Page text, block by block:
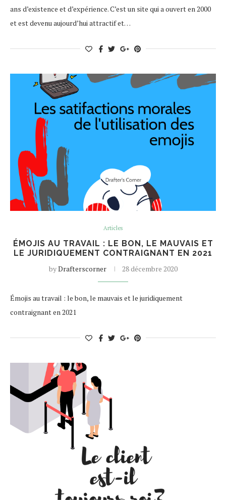
ans d’existence et d’expérience. C’est un site qui a ouvert en 2000
et est devenu aujourd’hui attractif et…
Articles
ÉMOJIS AU TRAVAIL : LE BON, LE MAUVAIS ET
LE JURIDIQUEMENT CONTRAIGNANT EN 2021
byDrafterscorner 28 décembre 2020
Émojis au travail : le bon, le mauvais et le juridiquement
contraignant en 2021